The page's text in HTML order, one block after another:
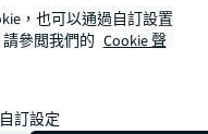
租賃服務
房地產挑戰轉化為
升價值與績效。
，也可以通過自訂設置
參閲我們的 Cookie 聲
自訂設定